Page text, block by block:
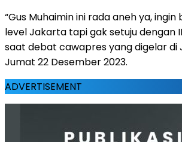
“Gus Muhaimin ini rada aneh ya,
level Jakarta tapi gak setuju dengan
saat debat cawapres yang digelar di
Jumat 22 Desember 2023.
ADVERTISEMENT